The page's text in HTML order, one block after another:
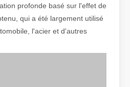
est une technologie clé dans une
profonde basé sur l'effet de
qui a été largement utilisé
l'acier et d'autres